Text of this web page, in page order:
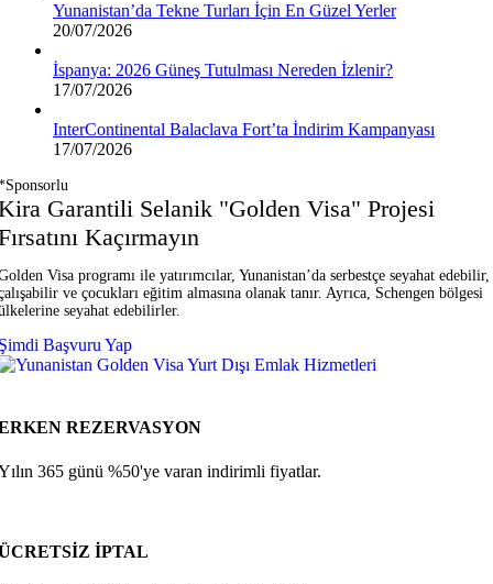
Yunanistan’da Tekne Turları İçin En Güzel Yerler
20/07/2026
İspanya: 2026 Güneş Tutulması Nereden İzlenir?
17/07/2026
InterContinental Balaclava Fort’ta İndirim Kampanyası
17/07/2026
Garantili Selanik "Golden Visa" Projesi
Kaçırmayın
Visa programı ile yatırımcılar, Yunanistan’da serbestçe seyahat edebilir,
ve çocukları eğitim almasına olanak tanır. Ayrıca, Schengen bölgesi
seyahat edebilirler.
Başvuru Yap
REZERVASYON
365 günü %50'ye varan indirimli fiyatlar.
İPTAL